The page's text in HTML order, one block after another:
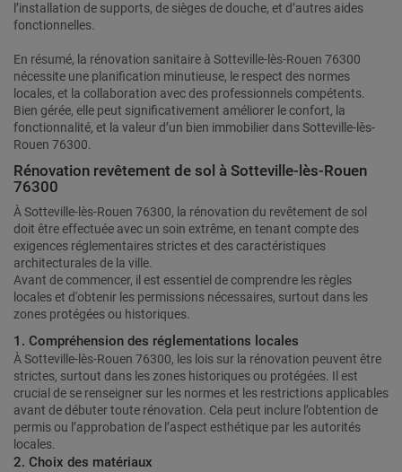
l’installation de supports, de sièges de douche, et d’autres aides
fonctionnelles.
En résumé, la rénovation sanitaire à Sotteville-lès-Rouen 76300
nécessite une planification minutieuse, le respect des normes
locales, et la collaboration avec des professionnels compétents.
Bien gérée, elle peut significativement améliorer le confort, la
fonctionnalité, et la valeur d’un bien immobilier dans Sotteville-lès-
Rouen 76300.
Rénovation revêtement de sol à Sotteville-lès-Rouen
76300
À Sotteville-lès-Rouen 76300, la rénovation du revêtement de sol
doit être effectuée avec un soin extrême, en tenant compte des
exigences réglementaires strictes et des caractéristiques
architecturales de la ville.
Avant de commencer, il est essentiel de comprendre les règles
locales et d'obtenir les permissions nécessaires, surtout dans les
zones protégées ou historiques.
1. Compréhension des réglementations locales
À Sotteville-lès-Rouen 76300, les lois sur la rénovation peuvent être
strictes, surtout dans les zones historiques ou protégées. Il est
crucial de se renseigner sur les normes et les restrictions applicables
avant de débuter toute rénovation. Cela peut inclure l’obtention de
permis ou l’approbation de l’aspect esthétique par les autorités
locales.
2. Choix des matériaux